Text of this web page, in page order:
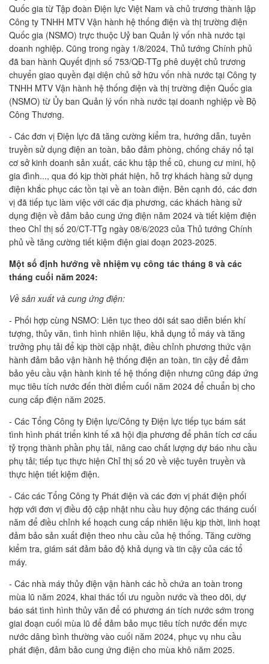
Quốc gia từ Tập đoàn Điện lực Việt Nam và chủ trương thành lập
Công ty TNHH MTV Vận hành hệ thống điện và thị trường điện
Quốc gia (NSMO) trực thuộc Uỷ ban Quản lý vốn nhà nước tại
doanh nghiệp. Cũng trong ngày 1/8/2024, Thủ tướng Chính phủ
đã ban hành Quyết định số 753/QĐ-TTg phê duyệt chủ trương
chuyển giao quyền đại diện chủ sở hữu vốn nhà nước tại Công ty
TNHH MTV Vận hành hệ thống điện và thị trường điện Quốc gia
(NSMO) từ Ủy ban Quản lý vốn nhà nước tại doanh nghiệp về Bộ
Công Thương.
- Các đơn vị Điện lực đã tăng cường kiểm tra, hướng dẫn, tuyên
truyền sử dụng điện an toàn, bảo đảm phòng, chống cháy nổ tại
cơ sở kinh doanh sản xuất, các khu tập thể cũ, chung cư mini, hộ
gia đình..., qua đó kịp thời phát hiện, hỗ trợ khách hàng sử dụng
điện khắc phục các tồn tại về an toàn điện. Bên cạnh đó, các đơn
vị đã tiếp tục làm việc với các địa phương, các khách hàng sử
dụng điện về đảm bảo cung ứng điện năm 2024 và tiết kiệm điện
theo Chỉ thị số 20/CT-TTg ngày 08/6/2023 của Thủ tướng Chính
phủ về tăng cường tiết kiệm điện giai đoạn 2023-2025.
Một số định hướng về nhiệm vụ công tác tháng 8 và các
tháng cuối năm 2024:
Về sản xuất và cung ứng điện:
- Phối hợp cùng NSMO: Liên tục theo dõi sát sao diễn biến khí
tượng, thủy văn, tình hình nhiên liệu, khả dụng tổ máy và tăng
trưởng phụ tải để kịp thời cập nhật, điều chỉnh phương thức vận
hành đảm bảo vận hành hệ thống điện an toàn, tin cậy để đảm
bảo yêu cầu vận hành kinh tế hệ thống điện nhưng cũng đáp ứng
mục tiêu tích nước đến thời điểm cuối năm 2024 để chuẩn bị cho
cung cấp điện năm 2025.
- Các Tổng Công ty Điện lực/Công ty Điện lực tiếp tục bám sát
tình hình phát triển kinh tế xã hội địa phương để phân tích cơ cấu
tỷ trọng thành phần phụ tải, nâng cao chất lượng dự báo nhu cầu
phụ tải; tiếp tục thực hiện Chỉ thị số 20 về việc tuyên truyền và
thực hiện tiết kiệm điện.
- Các các Tổng Công ty Phát điện và các đơn vị phát điện phối
hợp với đơn vị điều độ cập nhật nhu cầu huy động các tháng cuối
năm để điều chỉnh kế hoạch cung cấp nhiên liệu kịp thời, linh hoạt
đảm bảo sản xuất điện theo nhu cầu của hệ thống. Tăng cường
kiểm tra, giám sát đảm bảo độ khả dụng và tin cậy của các tổ
máy.
- Các nhà máy thủy điện vận hành các hồ chứa an toàn trong
mùa lũ năm 2024, khai thác tối ưu nguồn nước và theo dõi, dự
báo sát tình hình thủy văn để có phương án tích nước sớm trong
giai đoạn cuối mùa lũ để đảm bảo mục tiêu tích nước đến mực
nước dâng bình thường vào cuối năm 2024, phục vụ nhu cầu
phát điện, đảm bảo cung ứng điện cho mùa khô năm 2025.